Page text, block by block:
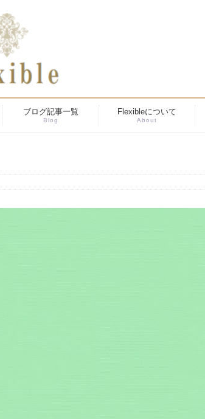
ブログ記事一覧
Blog
Flexibleについて
About